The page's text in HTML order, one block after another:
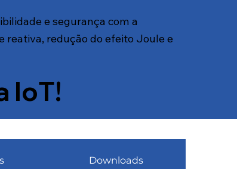
e segurança com a
reativa, redução do efeito Joule e
IoT!
Downloads